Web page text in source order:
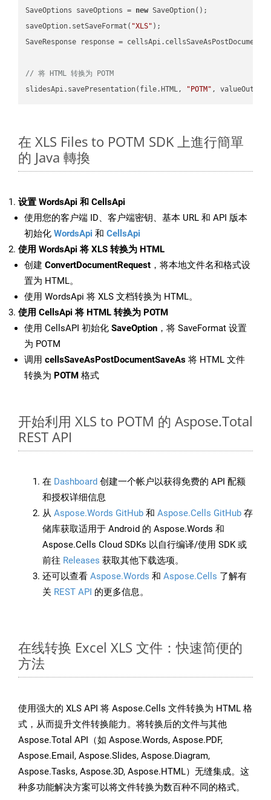
SaveOptions saveOptions = new SaveOption();
saveOption.setSaveFormat( "XLS" );
SaveResponse response =
// 将 HTML 转换为 POTM
slidesApi.savePresentation(file.HTML,
"POTM"
在 XLS Files to POTM SDK 上進行簡單
的 Java 轉換
设置 WordsApi 和 CellsApi
使用您的客户端 ID、客户端密钥、基本 URL 和 API 版本
初始化 WordsApi 和 CellsApi
使用 WordsApi 将 XLS 转换为 HTML
创建 ConvertDocumentRequest ，将本地文件名和格式设
置为 HTML。
使用 WordsApi 将 XLS 文档转换为 HTML。
使用 CellsApi 将 HTML 转换为 POTM
使用 CellsAPI 初始化 SaveOption ，将 SaveFormat 设置
为 POTM
调用 cellsSaveAsPostDocumentSaveAs 将 HTML 文件
转换为 POTM 格式
开始利用 XLS to POTM 的 Aspose.Total
REST API
在 Dashboard 创建一个帐户以获得免费的 API 配额
和授权详细信息
从 Aspose.Words GitHub 和 Aspose.Cells GitHub 存
储库获取适用于 Android 的 Aspose.Words 和
Aspose.Cells Cloud SDKs 以自行编译/使用 SDK 或
前往 Releases 获取其他下载选项。
还可以查看 Aspose.Words 和 Aspose.Cells 了解有
关 REST API 的更多信息。
在线转换 Excel XLS 文件：快速简便的
方法
使用强大的 XLS API 将 Aspose.Cells 文件转换为 HTML 格
式，从而提升文件转换能力。将转换后的文件与其他
Aspose.Total API（如 Aspose.Words, Aspose.PDF,
Aspose.Email, Aspose.Slides, Aspose.Diagram,
Aspose.Tasks, Aspose.3D, Aspose.HTML）无缝集成。这
种多功能解决方案可以将文件转换为数百种不同的格式。